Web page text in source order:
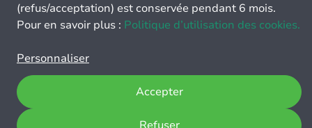
(refus/acceptation) est conservée pendant 6 mois.
Pour en savoir plus : Politique d’utilisation des cookies.
Personnaliser
Accepter